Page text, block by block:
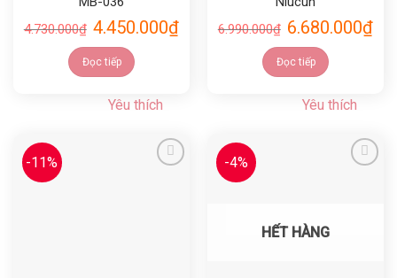
4.730.000₫ 4.450.000₫
Đọc tiếp
Yêu thích
6.990.000₫ 6.680.000₫
Đọc tiếp
Yêu thích
-11% -4%
HẾT HÀNG